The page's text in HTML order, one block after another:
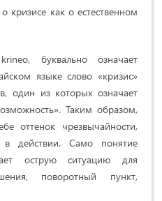
кризисе как о естественном
буквально означает
языке слово «кризис»
один из которых означает
Таким образом,
оттенок чрезвычайности,
действии. Само понятие
острую ситуацию для
поворотный пункт,